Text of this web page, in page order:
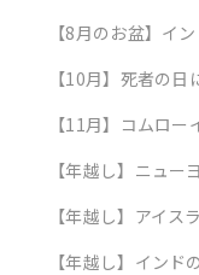
【8月のお盆】イ
【10月】死者の
【11月】コムロ
【年越し】ニュー
【年越し】アイス
【年越し】インド